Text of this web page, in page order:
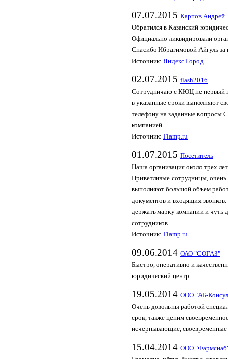
07.07.2015 Карпов Андрей
Обратился в Казанский
Официально ликвидировали
Спасибо Ибрагимовой Айгуль
Источник: Яндекс Город
02.07.2015 flash2016
Сотрудничаю с КЮЦ не первый
в указанные сроки выполняют
телефону на заданные
компанией.
Источник: Flamp.ru
01.07.2015 Посетитель
Наша организация около трех
Приветливые сотрудницы, очень
выполняют большой объем
документов и входящих
держать марку компании и чуть
сотрудников.
Источник: Flamp.ru
09.06.2014 ОАО "СОГАЗ"
Быстро, оперативно и
юридический центр.
19.05.2014 ООО "АБ-
Очень довольны работой
срок, также ценим
исчерпывающие,
15.04.2014 ООО